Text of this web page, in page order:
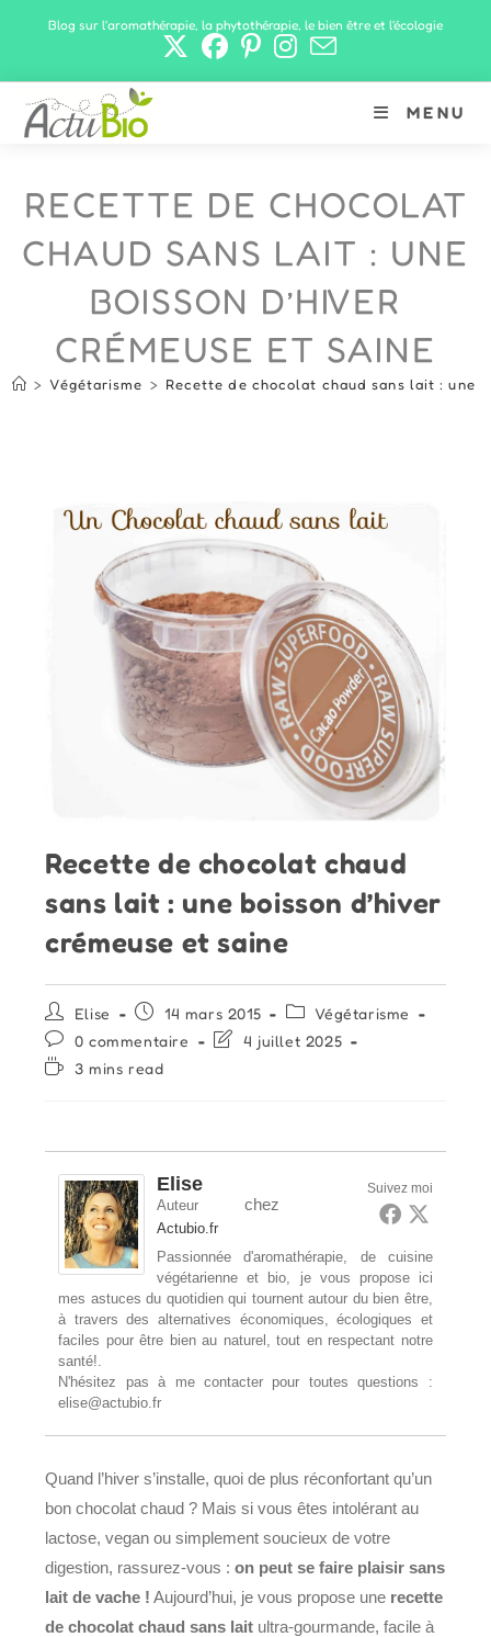
Blog sur l'aromathérapie, la phytothérapie, le bien être et l'écologie
MENU
RECETTE DE CHOCOLAT
CHAUD SANS LAIT : UNE
BOISSON D’HIVER
CRÉMEUSE ET SAINE
> Végétarisme > Recette de chocolat chaud sans lait : une
Recette de chocolat chaud
sans lait : une boisson d’hiver
crémeuse et saine
Auteur/autrice
de
la
publication :
Elise
Publication
publiée :
14 mars 2015
Post
category:
Végétarisme
Commentaires
de
la
0 commentaire
Dernière
4 juillet 2025
Temps3 mins read
Suivez moi
Elise
Auteur chez
Actubio.fr
Passionnée d'aromathérapie, de cuisine
végétarienne et bio, je vous propose ici
mes astuces du quotidien qui tournent autour du bien être,
à travers des alternatives économiques, écologiques et
faciles pour être bien au naturel, tout en respectant notre
santé!.
N'hésitez pas à me contacter pour toutes questions :
elise@actubio.fr
Quand l’hiver s’installe, quoi de plus réconfortant qu’un
bon chocolat chaud ? Mais si vous êtes intolérant au
lactose, vegan ou simplement soucieux de votre
digestion, rassurez-vous :on peut se faire plaisir sans
lait de vache ! Aujourd’hui, je vous propose une recette
de chocolat chaud sans lait ultra-gourmande, facile à